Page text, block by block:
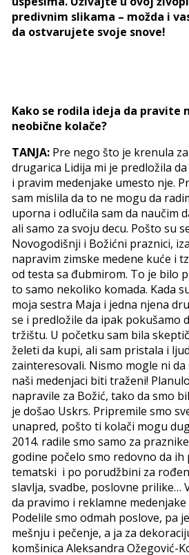
predivnim slikama – možda i
da ostvarujete svoje snove!
Kako se rodila ideja da pravite
neobične kolače?
TANJA: Pre nego što je krenula
drugarica Lidija mi je predložila
i pravim medenjake umesto nje.
sam mislila da to ne mogu da
uporna i odlučila sam da naučim
ali samo za svoju decu. Pošto su
Novogodišnji i Božićni praznici,
napravim zimske medene kuće i
od testa sa đubmirom. To je bilo
to samo nekoliko komada. Kada
moja sestra Maja i jedna njena
se i predložile da ipak pokušamo
tržištu. U početku sam bila
želeti da kupi, ali sam pristala i
zainteresovali. Nismo mogle ni
naši medenjaci biti traženi!
napravile za Božić, tako da smo
je došao Uskrs. Pripremile smo
unapred, pošto ti kolači mogu
2014. radile smo samo za
godine počelo smo redovno da ih
tematski i po porudžbini za
slavlja, svadbe, poslovne prilike…
da pravimo i reklamne
Podelile smo odmah poslove, pa
mešnju i pečenje, a ja za
komšinica Aleksandra Ožegović-